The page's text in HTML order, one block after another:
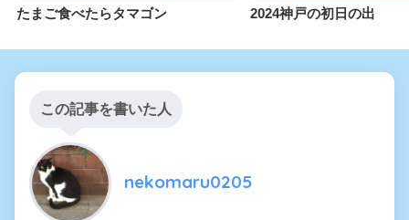
たまご食べたらタマゴン 2024神戸の初日の出
この記事を書いた人
nekomaru0205